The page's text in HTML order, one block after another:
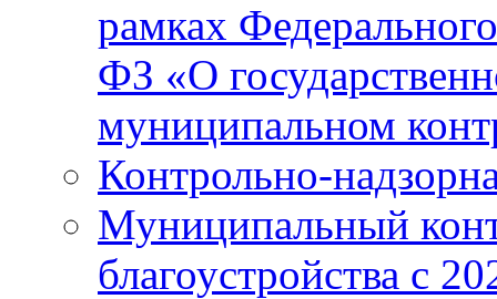
рамках
ФЗ «О
муниципальном
Контрольно-
Муниципальный
благоустройства с